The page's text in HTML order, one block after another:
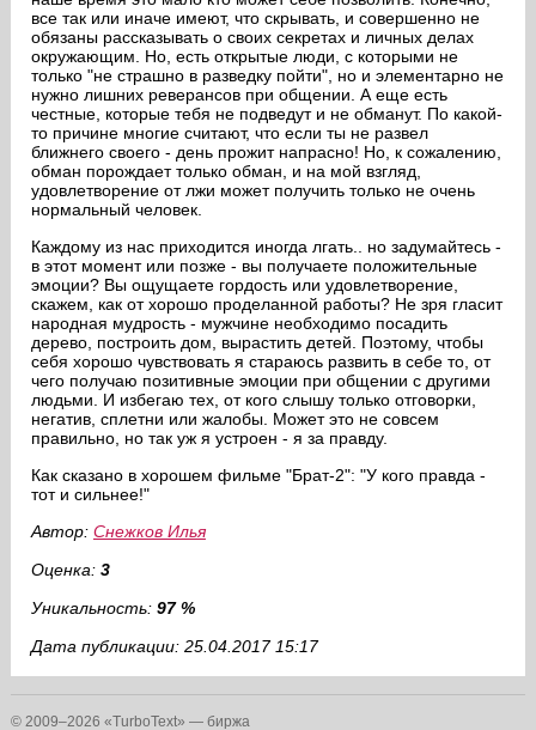
пользователей
все так или иначе имеют, что скрывать, и совершенно не
обязаны рассказывать о своих секретах и личных делах
окружающим. Но, есть открытые люди, с которыми не
только "не страшно в разведку пойти", но и элементарно не
нужно лишних реверансов при общении. А еще есть
честные, которые тебя не подведут и не обманут. По какой-
то причине многие считают, что если ты не развел
ближнего своего - день прожит напрасно! Но, к сожалению,
обман порождает только обман, и на мой взгляд,
удовлетворение от лжи может получить только не очень
нормальный человек.
Каждому из нас приходится иногда лгать.. но задумайтесь -
в этот момент или позже - вы получаете положительные
эмоции? Вы ощущаете гордость или удовлетворение,
скажем, как от хорошо проделанной работы? Не зря гласит
народная мудрость - мужчине необходимо посадить
дерево, построить дом, вырастить детей. Поэтому, чтобы
себя хорошо чувствовать я стараюсь развить в себе то, от
чего получаю позитивные эмоции при общении с другими
людьми. И избегаю тех, от кого слышу только отговорки,
негатив, сплетни или жалобы. Может это не совсем
правильно, но так уж я устроен - я за правду.
Как сказано в хорошем фильме "Брат-2": "У кого правда -
тот и сильнее!"
Автор: Снежков Илья
Оценка: 3
Уникальность: 97 %
Дата публикации: 25.04.2017 15:17
© 2009–2026 «TurboText» — биржа